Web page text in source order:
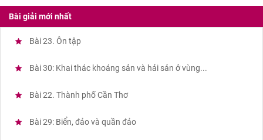
Bài giải mới nhất
Bài 23. Ôn tập
Bài 30: Khai thác khoáng sản và hải sản ở vùng...
Bài 22. Thành phố Cần Thơ
Bài 29: Biển, đảo và quần đảo